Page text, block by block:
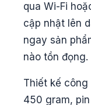
qua Wi-Fi
cập nhật lên
ngay sản
nào tồn đọng.
Thiết kế
450 gram,